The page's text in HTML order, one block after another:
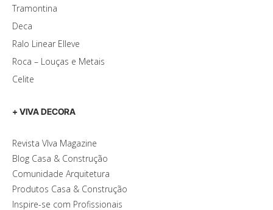
Tramontina
Deca
Ralo Linear Elleve
Roca – Louças e Metais
Celite
+ VIVA DECORA
Revista VIva Magazine
Blog Casa & Construção
Comunidade Arquitetura
Produtos Casa & Construção
Inspire-se com Profissionais